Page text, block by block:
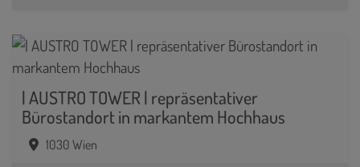
| AUSTRO TOWER | repräsentativer
Bürostandort in markantem Hochhaus
1030 Wien